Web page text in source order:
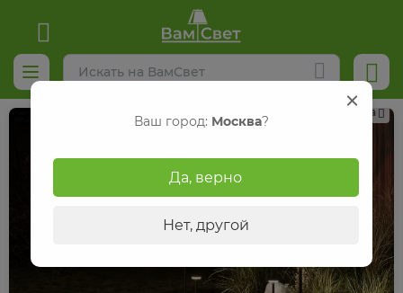
Реклама
Ваш город: Москва?
Да, верно
Нет, другой